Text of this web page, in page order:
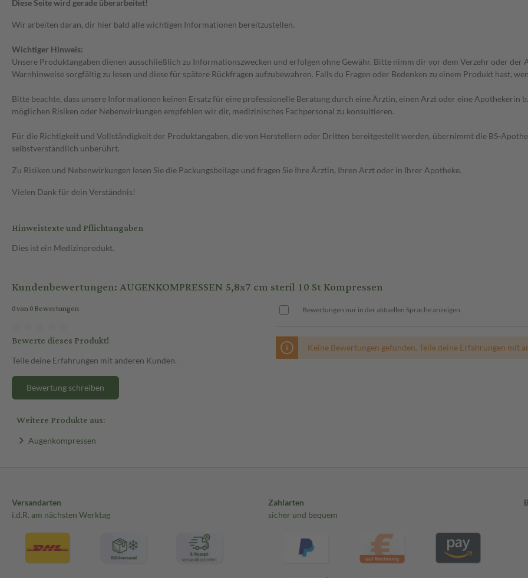
Diese Seite wird gerade überarbeitet!
Wir arbeiten daran, dir hier bald alle wichtigen Informationen bereitzustellen.
Wichtiger Hinweis:
Unsere Produktangaben dienen ausschließlich zu Informationszwecken und erfolgen ohne Gewähr. Bitte nimm dir vor dem Verzehr oder
Warnhinweise sorgfältig zu lesen und diese für spätere Rückfragen aufzubewahren. Falls du Fragen oder Bedenken zu einem Produkt hast,
Bitte beachte, dass unsere Informationen keinen Ersatz für eine professionelle Beratung durch eine Ärztin, einen Arzt oder eine Apothekerin
möglichen Risiken oder Nebenwirkungen empfehlen wir dir, medizinisches Fachpersonal zu konsultieren.
Für die Richtigkeit und Vollständigkeit der Produktangaben, die von Herstellern oder Dritten bereitgestellt werden, übernimmt die BS-
selbstverständlich unberührt.
Zu Risiken und Nebenwirkungen lesen Sie die Packungsbeilage und fragen Sie Ihre Ärztin, Ihren Arzt oder in Ihrer Apotheke.
Vielen Dank für dein Verständnis!
Hinweistexte und Pflichtangaben
Dies ist ein Medizinprodukt.
Kundenbewertungen: AUGENKOMPRESSEN 5,8x7 cm steril 10 St Kompressen
0 von 0 Bewertungen
Bewerte dieses Produkt!
Teile deine Erfahrungen mit anderen Kunden.
Bewertung schreiben
Bewertungen nur in der aktuellen Sprache anzeigen.
Keine Bewertungen gefunden. Teile deine Erfahrungen mit
Weitere Produkte aus:
Augenkompressen
Versandarten
i.d.R. am nächsten Werktag
Zahlarten
sicher und bequem